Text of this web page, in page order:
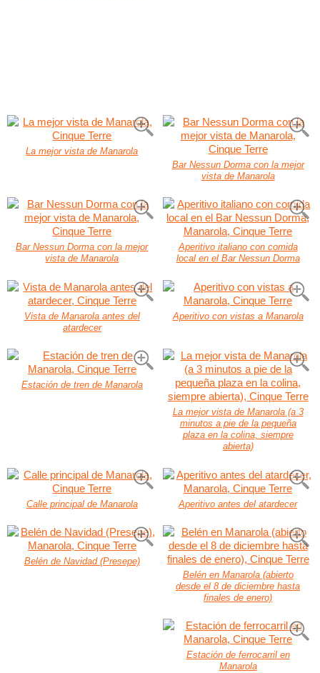
La mejor vista de Manarola
Bar Nessun Dorma con la mejor
vista de Manarola
Bar Nessun Dorma con la mejor
vista de Manarola
Aperitivo italiano con comida
local en el Bar Nessun Dorma
Vista de Manarola antes del
atardecer
Aperitivo con vistas a Manarola
Estación de tren de Manarola
La mejor vista de Manarola (a 3
minutos a pie de la pequeña
plaza en la colina, siempre
abierta)
Calle principal de Manarola Aperitivo antes del atardecer
Belén de Navidad (Presepe)
Belén en Manarola (abierto
desde el 8 de diciembre hasta
finales de enero)
Estación de ferrocarril en
Manarola